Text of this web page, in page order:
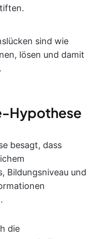
sind wie
lösen und damit
Hypothese
besagt, dass
Bildungsniveau und
die